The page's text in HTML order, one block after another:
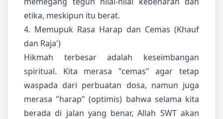
etika, meskipun itu berat.
4. Memupuk Rasa Harap dan Cemas (Khauf
dan Raja')
Hikmah terbesar adalah keseimbangan
spiritual. Kita merasa "cemas" agar tetap
waspada dari perbuatan dosa, namun juga
merasa "harap" (optimis) bahwa selama kita
berada di jalan yang benar, Allah SWT akan